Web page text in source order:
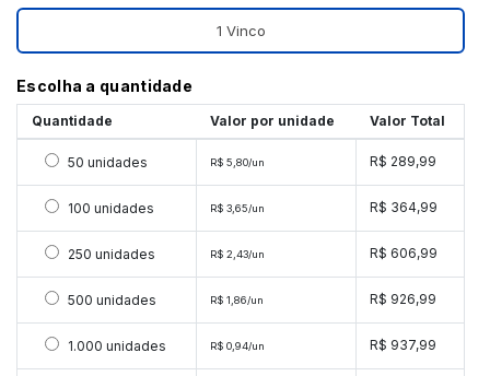
1 Vinco
Escolha a quantidade
Quantidade Valor por unidade Valor Total
Selecionar 50 unidades
50 unidades R$ 5,80/un R$ 289,99
Selecionar 100 unidades
100 unidades R$ 3,65/un R$ 364,99
Selecionar 250 unidades
250 unidades R$ 2,43/un R$ 606,99
Selecionar 500 unidades
500 unidades R$ 1,86/un R$ 926,99
Selecionar 1000 unidades
1.000 unidades R$ 0,94/un R$ 937,99